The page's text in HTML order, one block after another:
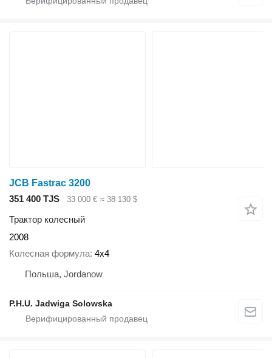
JCB Fastrac 3200
351 400 TJS
33 000 € ≈ 38 130 $
Трактор колесный
2008
Колесная формула 4x4
Польша, Jordanow
P.H.U. Jadwiga Solowska